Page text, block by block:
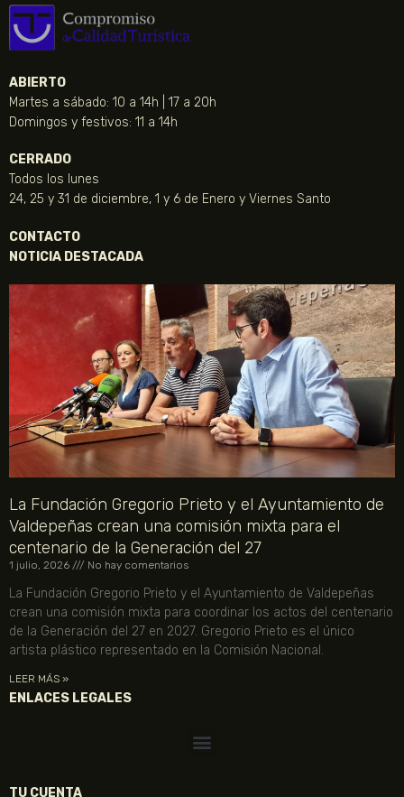
ABIERTO
Martes a sábado: 10 a 14h | 17 a 20h
Domingos y festivos: 11 a 14h
CERRADO
Todos los lunes
24, 25 y 31 de diciembre, 1 y 6 de Enero y Viernes Santo
CONTACTO
NOTICIA DESTACADA
La Fundación Gregorio Prieto y el Ayuntamiento de
Valdepeñas crean una comisión mixta para el
centenario de la Generación del 27
1 julio, 2026 No hay comentarios
La Fundación Gregorio Prieto y el Ayuntamiento de Valdepeñas
crean una comisión mixta para coordinar los actos del centenario
de la Generación del 27 en 2027. Gregorio Prieto es el único
artista plástico representado en la Comisión Nacional.
LEER MÁS »
ENLACES LEGALES
TU CUENTA